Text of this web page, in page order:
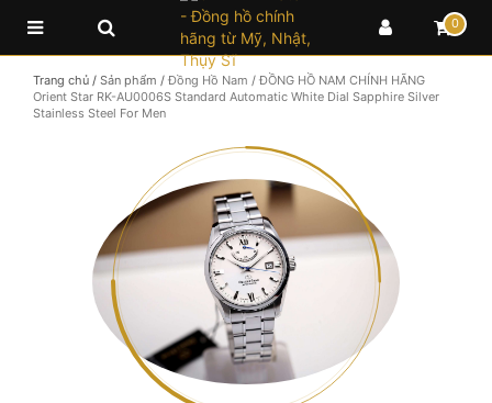
0
Trang chủ / Sản phẩm / Đồng Hồ Nam / ĐỒNG HỒ NAM CHÍNH HÃNG
Orient Star RK-AU0006S Standard Automatic White Dial Sapphire Silver
Stainless Steel For Men